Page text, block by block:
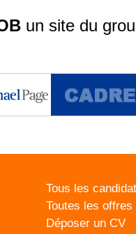
un site du
Tous les
Toutes les offres
Déposer un CV